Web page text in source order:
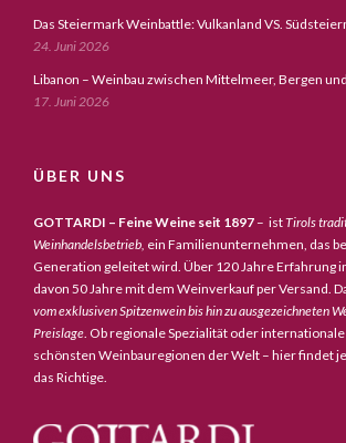
Das Steiermark Weinbattle: Vulkanland VS.
24. Juni 2026
Libanon – Weinbau zwischen Mittelmeer, Bergen
17. Juni 2026
ÜBER UNS
GOTTARDI – Feine Weine seit 1897 – istTirols
Weinhandelsbetrieb, ein Familienunternehmen, das
Generation geleitet wird. Über 120 Jahre Erfahrung
davon 50 Jahre mit dem Weinverkauf per Versand.
vom exklusiven Spitzenwein bis hin zu ausgezeichneten
Preislage . Ob regionale Spezialität oder
schönsten Weinbauregionen der Welt – hier findet
das Richtige.